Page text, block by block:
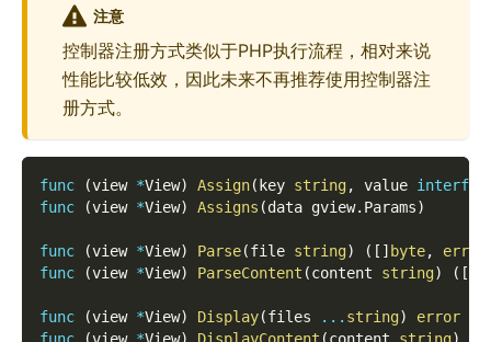
注意
控制器注册方式类似于PHP执行流程，相对来说
性能比较低效，因此未来不再推荐使用控制器注
册方式。
func (view *View) Assign( key string, value
func
(view *View) Assigns (data gview. Params)
func (view *View) Parse(file string) ( [ ] byte, error
func
(view *View) ParseContent (content string) ( [
func (view *View) Display(files ... string)
error